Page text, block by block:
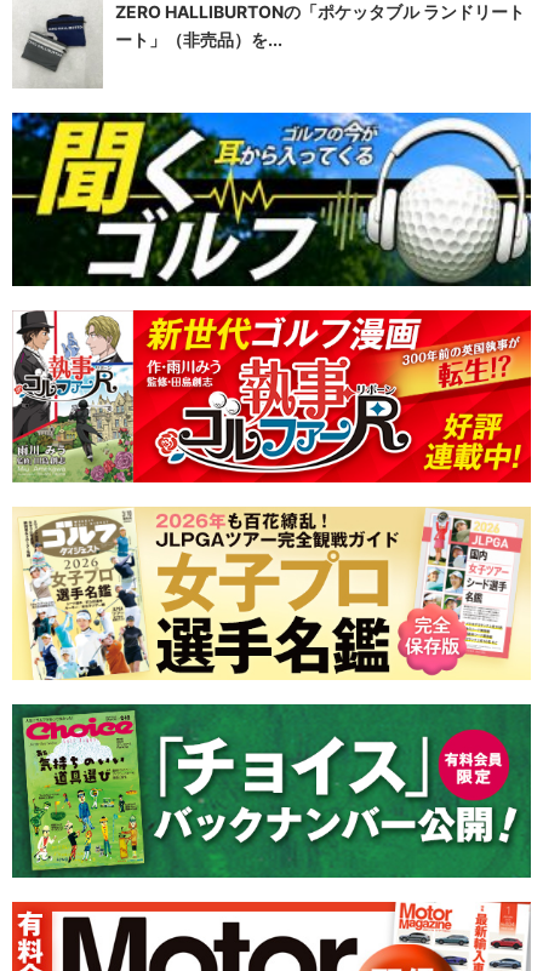
ZERO HALLIBURTONの「ポケッタブル ランドリート
ート」（非売品）を...